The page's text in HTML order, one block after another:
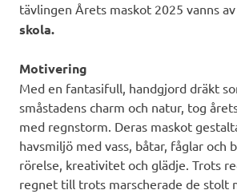
tävlingen Årets maskot 2025 vanns av
skola.
Motivering
Med en fantasifull, handgjord dräkt
småstadens charm och natur, tog
med regnstorm. Deras maskot
havsmiljö med vass, båtar, fåglar och
rörelse, kreativitet och glädje. Trots
regnet till trots marscherade de stolt